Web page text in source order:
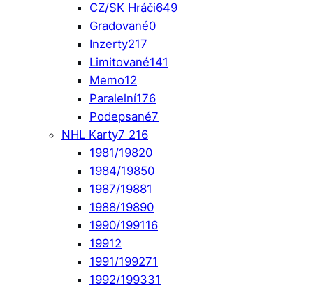
CZ/SK Hráči649
Gradované0
Inzerty217
Limitované141
Memo12
Paralelní176
Podepsané7
NHL Karty7 216
1981/19820
1984/19850
1987/19881
1988/19890
1990/199116
19912
1991/199271
1992/199331